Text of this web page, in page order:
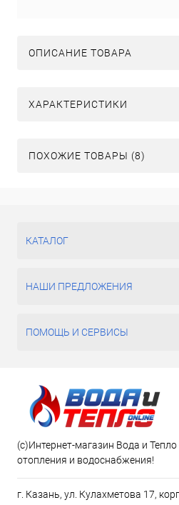
ОПИСАНИЕ ТОВАРА
ХАРАКТЕРИСТИКИ
ПОХОЖИЕ ТОВАРЫ (8)
КАТАЛОГ
НАШИ ПРЕДЛОЖЕНИЯ
ПОМОЩЬ И СЕРВИСЫ
(c)Интернет-магазин Вода и
отопления и водоснабжения!
г. Казань, ул. Кулахметова 17,